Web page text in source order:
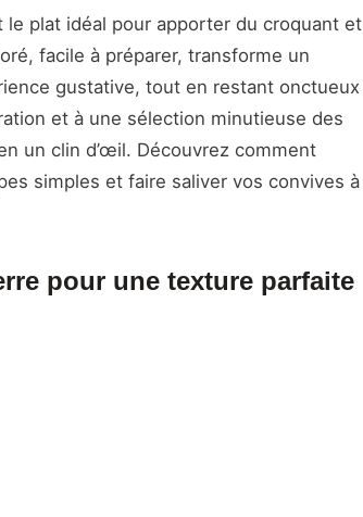
plat idéal pour apporter du croquant et
facile à préparer, transforme un
gustative, tout en restant onctueux
et à une sélection minutieuse des
un clin d’œil. Découvrez comment
simples et faire saliver vos convives à
pour une texture parfaite